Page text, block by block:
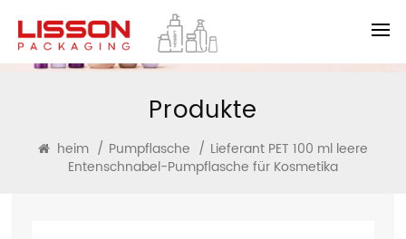
Produkte
heim / Pumpflasche / Lieferant PET 100 ml leere
Entenschnabel-Pumpflasche für Kosmetika